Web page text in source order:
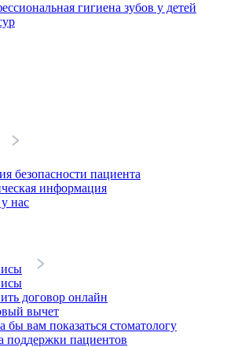
гигиена зубов у детей
безопасности пациента
информация
нас
договор онлайн
вычет
бы вам показаться стоматологу
поддержки пациентов